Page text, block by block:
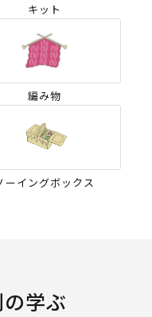
キット
編み物
ーイングボックス
学ぶ